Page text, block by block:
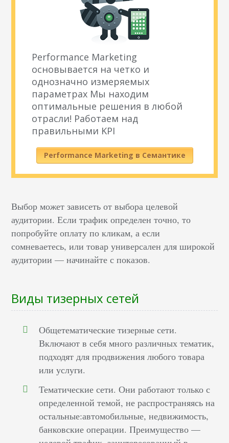
Performance Marketing
основывается на четко и
однозначно измеряемых
параметрах Мы находим
оптимальные решения в любой
отрасли! Работаем над
правильными KPI
Performance Marketing в Семантике
Выбор может зависеть от выбора целевой
аудитории. Если трафик определен точно, то
попробуйте оплату по кликам, а если
сомневаетесь, или товар универсален для широкой
аудитории — начинайте с показов.
Виды тизерных сетей
Общетематические тизерные сети.
Включают в себя много различных тематик,
подходят для продвижения любого товара
или услуги.
Тематические сети. Они работают только с
определенной темой, не распространяясь на
остальные:автомобильные, недвижимость,
банковские операции. Преимущество —